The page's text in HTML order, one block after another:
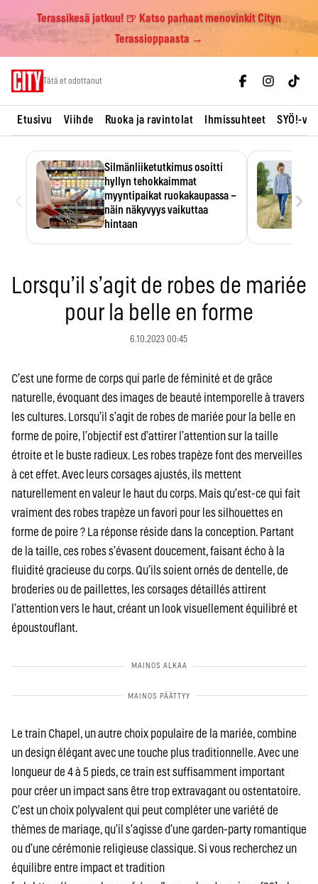
Terassikesä jatkuu! 🍺 Katso parhaat menovinkit Cityn
Terassioppaasta →
Tätä et odottanut
Etusivu Viihde Ruoka ja ravintolat Ihmissuhteet SYÖ!-
Silmänliiketutkimus osoitti
hyllyn tehokkaimmat
myyntipaikat ruokakaupassa –
näin näkyvyys vaikuttaa
hintaan
›
Lorsqu’il s’agit de robes de mariée
pour la belle en forme
6.10.2023 00:45
C’est une forme de corps qui parle de féminité et de grâce
naturelle, évoquant des images de beauté intemporelle à travers
les cultures. Lorsqu’il s’agit de robes de mariée pour la belle en
forme de poire, l’objectif est d’attirer l’attention sur la taille
étroite et le buste radieux. Les robes trapèze font des merveilles
à cet effet. Avec leurs corsages ajustés, ils mettent
naturellement en valeur le haut du corps. Mais qu’est-ce qui fait
vraiment des robes trapèze un favori pour les silhouettes en
forme de poire ? La réponse réside dans la conception. Partant
de la taille, ces robes s’évasent doucement, faisant écho à la
fluidité gracieuse du corps. Qu’ils soient ornés de dentelle, de
broderies ou de paillettes, les corsages détaillés attirent
l’attention vers le haut, créant un look visuellement équilibré et
époustouflant.
Le train Chapel, un autre choix populaire de la mariée, combine
un design élégant avec une touche plus traditionnelle. Avec une
longueur de 4 à 5 pieds, ce train est suffisamment important
pour créer un impact sans être trop extravagant ou ostentatoire.
C’est un choix polyvalent qui peut compléter une variété de
thèmes de mariage, qu’il s’agisse d’une garden-party romantique
ou d’une cérémonie religieuse classique. Si vous recherchez un
équilibre entre impact et tradition